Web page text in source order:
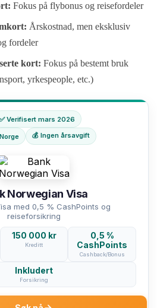
Fokus på flybonus og reisefordeler
Årskostnad, men eksklusiv
fordeler
kort: Fokus på bestemt bruk
yrkespeople, etc.)
✅ Verifisert mars 2026
💰 Ingen årsavgift
Norwegian Visa
med 0,5 % CashPoints og
reiseforsikring
150 000 kr
Kreditt
0,5 %
CashPoints
Cashback/Bonus
Inkludert
Forsikring